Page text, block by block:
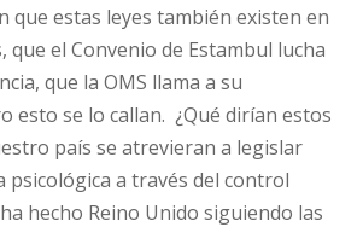
que estas leyes también existen en
que el Convenio de Estambul lucha
que la OMS llama a su
esto se lo callan. ¿Qué dirían estos
país se atrevieran a legislar
psicológica a través del control
hecho Reino Unido siguiendo las